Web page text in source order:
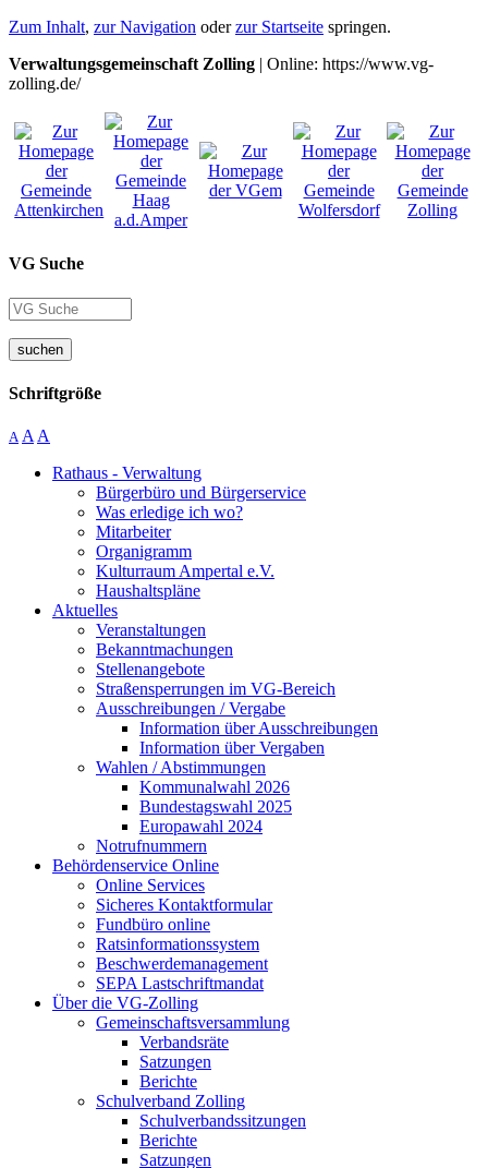
Zum Inhalt, zur Navigation oderzur Startseite springen.
Verwaltungsgemeinschaft Zolling | Online: https://www.vg-
zolling.de/
VG Suche
suchen
Schriftgröße
A A A
Rathaus - Verwaltung
Bürgerbüro und Bürgerservice
Was erledige ich wo?
Mitarbeiter
Organigramm
Kulturraum Ampertal e.V.
Haushaltspläne
Aktuelles
Veranstaltungen
Bekanntmachungen
Stellenangebote
Straßensperrungen im VG-Bereich
Ausschreibungen / Vergabe
Information über Ausschreibungen
Information über Vergaben
Wahlen / Abstimmungen
Kommunalwahl 2026
Bundestagswahl 2025
Europawahl 2024
Notrufnummern
Behördenservice Online
Online Services
Sicheres Kontaktformular
Fundbüro online
Ratsinformationssystem
Beschwerdemanagement
SEPA Lastschriftmandat
Über die VG-Zolling
Gemeinschaftsversammlung
Verbandsräte
Satzungen
Berichte
Schulverband Zolling
Schulverbandssitzungen
Berichte
Satzungen